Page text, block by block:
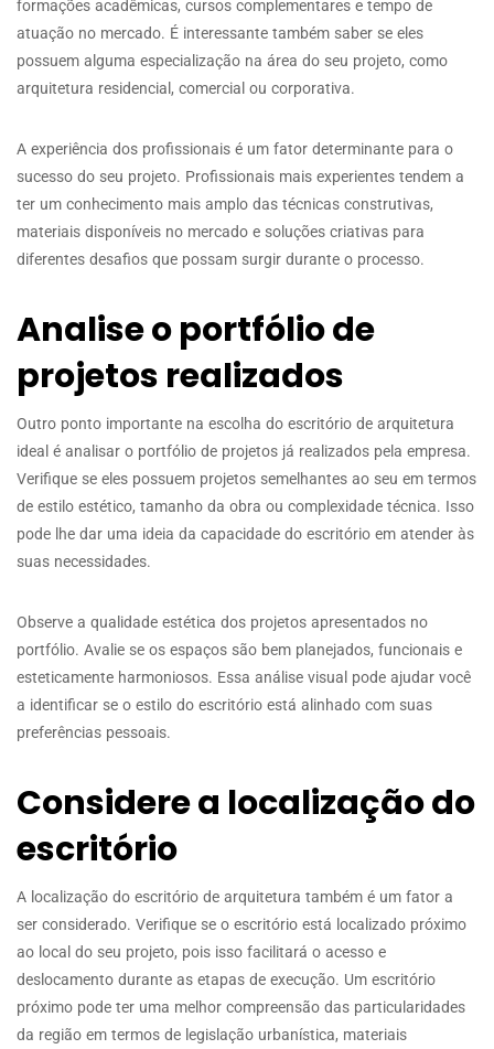
formações acadêmicas, cursos complementares e tempo de
atuação no mercado. É interessante também saber se eles
possuem alguma especialização na área do seu projeto, como
arquitetura residencial, comercial ou corporativa.
A experiência dos profissionais é um fator determinante para o
sucesso do seu projeto. Profissionais mais experientes tendem a
ter um conhecimento mais amplo das técnicas construtivas,
materiais disponíveis no mercado e soluções criativas para
diferentes desafios que possam surgir durante o processo.
Analise o portfólio de
projetos realizados
Outro ponto importante na escolha do escritório de arquitetura
ideal é analisar o portfólio de projetos já realizados pela empresa.
Verifique se eles possuem projetos semelhantes ao seu em termos
de estilo estético, tamanho da obra ou complexidade técnica. Isso
pode lhe dar uma ideia da capacidade do escritório em atender às
suas necessidades.
Observe a qualidade estética dos projetos apresentados no
portfólio. Avalie se os espaços são bem planejados, funcionais e
esteticamente harmoniosos. Essa análise visual pode ajudar você
a identificar se o estilo do escritório está alinhado com suas
preferências pessoais.
Considere a localização do
escritório
A localização do escritório de arquitetura também é um fator a
ser considerado. Verifique se o escritório está localizado próximo
ao local do seu projeto, pois isso facilitará o acesso e
deslocamento durante as etapas de execução. Um escritório
próximo pode ter uma melhor compreensão das particularidades
da região em termos de legislação urbanística, materiais